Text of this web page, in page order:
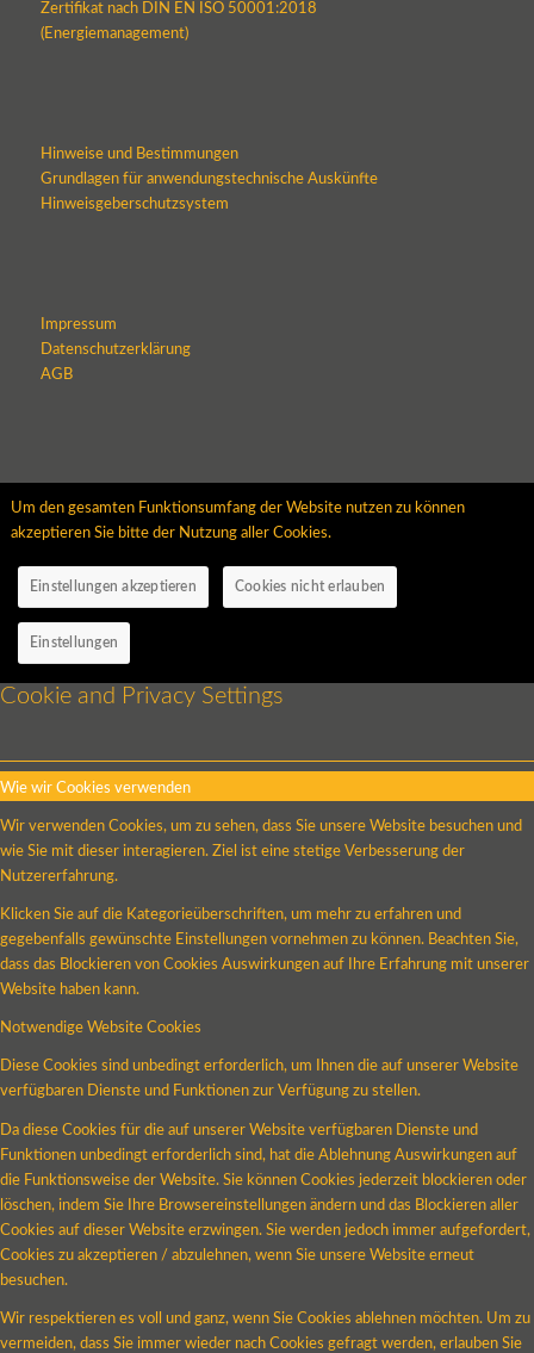
Zertifikat nach DIN EN ISO 50001:2018
(Energiemanagement)
Hinweise und Bestimmungen
Grundlagen für anwendungstechnische Auskünfte
Hinweisgeberschutzsystem
Impressum
Datenschutzerklärung
AGB
Um den gesamten Funktionsumfang der Website nutzen zu können
akzeptieren Sie bitte der Nutzung aller Cookies.
Einstellungen akzeptieren Cookies nicht erlauben
Einstellungen
Cookie and Privacy Settings
Wie wir Cookies verwenden
Wir verwenden Cookies, um zu sehen, dass Sie unsere Website besuchen und
wie Sie mit dieser interagieren. Ziel ist eine stetige Verbesserung der
Nutzererfahrung.
Klicken Sie auf die Kategorieüberschriften, um mehr zu erfahren und
gegebenfalls gewünschte Einstellungen vornehmen zu können. Beachten Sie,
dass das Blockieren von Cookies Auswirkungen auf Ihre Erfahrung mit unserer
Website haben kann.
Notwendige Website Cookies
Diese Cookies sind unbedingt erforderlich, um Ihnen die auf unserer Website
verfügbaren Dienste und Funktionen zur Verfügung zu stellen.
Da diese Cookies für die auf unserer Website verfügbaren Dienste und
Funktionen unbedingt erforderlich sind, hat die Ablehnung Auswirkungen auf
die Funktionsweise der Website. Sie können Cookies jederzeit blockieren oder
löschen, indem Sie Ihre Browsereinstellungen ändern und das Blockieren aller
Cookies auf dieser Website erzwingen. Sie werden jedoch immer aufgefordert,
Cookies zu akzeptieren / abzulehnen, wenn Sie unsere Website erneut
besuchen.
Wir respektieren es voll und ganz, wenn Sie Cookies ablehnen möchten. Um zu
vermeiden, dass Sie immer wieder nach Cookies gefragt werden, erlauben Sie